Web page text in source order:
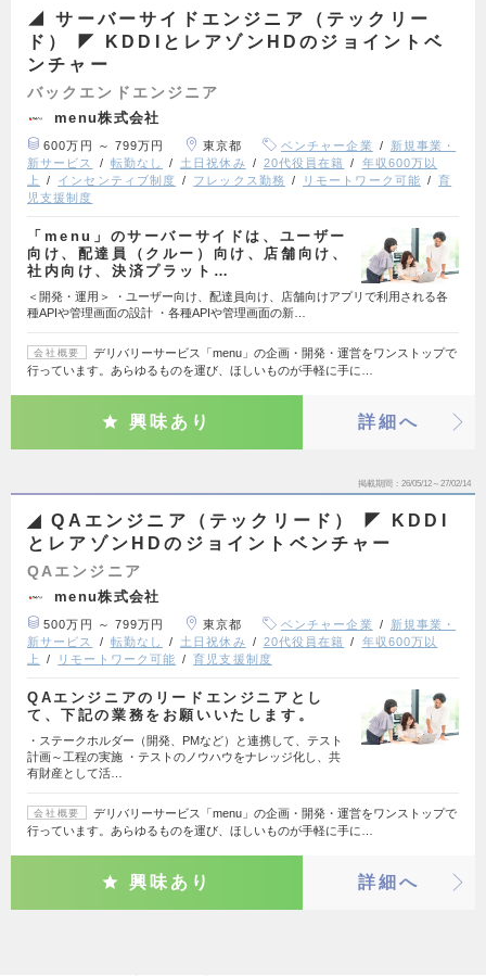
◢ サーバーサイドエンジニア（テックリー
ド） ◤ KDDIとレアゾンHDのジョイントベ
ンチャー
バックエンドエンジニア
menu株式会社
600万円 ～ 799万円 東京都 ベンチャー企業
新規事業・
新サービス
転勤なし 土日祝休み 20代役員在籍
年収600万以
上
インセンティブ制度 フレックス勤務 リモートワーク可能
育
児支援制度
「menu」のサーバーサイドは、ユーザー
向け、配達員（クルー）向け、店舗向け、
社内向け、決済プラット…
＜開発・運用＞ ・ユーザー向け、配達員向け、店舗向けアプリで利用される各
種APIや管理画面の設計 ・各種APIや管理画面の新…
会社概要
デリバリーサービス「menu」の企画・開発・運営をワンストップで
行っています。あらゆるものを運び、ほしいものが手軽に手に…
興味あり 詳細へ
掲載期間 26/05/12～27/02/14
◢ QAエンジニア（テックリード） ◤ KDDI
とレアゾンHDのジョイントベンチャー
QAエンジニア
menu株式会社
500万円 ～ 799万円 東京都 ベンチャー企業
新規事業・
新サービス
転勤なし 土日祝休み 20代役員在籍
年収600万以
上
リモートワーク可能 育児支援制度
QAエンジニアのリードエンジニアとし
て、下記の業務をお願いいたします。
・ステークホルダー（開発、PMなど）と連携して、テスト
計画～工程の実施 ・テストのノウハウをナレッジ化し、共
有財産として活…
会社概要
デリバリーサービス「menu」の企画・開発・運営をワンストップで
行っています。あらゆるものを運び、ほしいものが手軽に手に…
興味あり 詳細へ